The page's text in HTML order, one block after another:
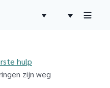
hulp
zijn weg